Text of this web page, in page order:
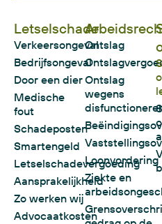
Letselschade
Verkeersongeval
Bedrijfsongeval
Door een dier
Medische
fout
Schadeposten
Smartengeld
Letselschadevergoeding
Aansprakelijkheid
Zo werken wij
Advocaatkosten
Ontslag
Ontslag
wegens
Loonvordering
Ziekte en